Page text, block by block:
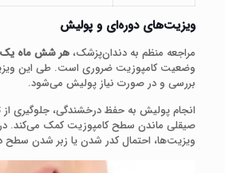
ویزیت‌های دوره‌ای و پولیش
مراجعه منظم به دندان‌پزشک، هر شش ماه
وضعیت کامپوزیت ضروری است. طی این
بررسی و در صورت نیاز پولیش می‌شود.
انجام پولیش به حفظ درخشندگی، جلوگیری
صیقلی ماندن سطح کامپوزیت کمک می‌کند.
ویزیت‌ها، احتمال کدر شدن یا زبر شدن سطح